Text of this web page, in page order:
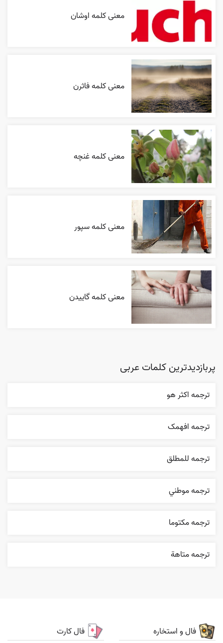
معنی کلمه اوشان
معنی کلمه فاثرن
معنی کلمه غنچه
معنی کلمه سپور
معنی کلمه گاییدن
پربازدیدترین کلمات عربی
ترجمه اکثر هو
ترجمه افهمک
ترجمه للمطلق
ترجمه موطني
ترجمه مکتوما
ترجمه متاهة
فال و استخاره فال کارت